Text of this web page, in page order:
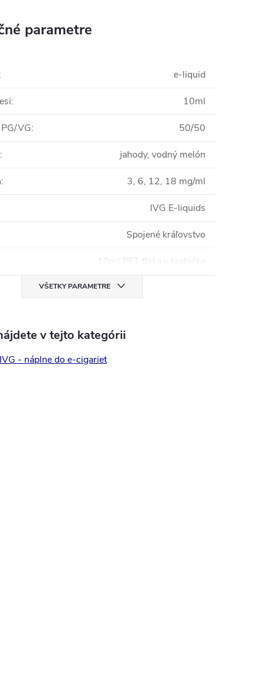
parametre
: e-liquid
: 10ml
VG: 50/50
: jahody, vodný melón
: 3, 6, 12, 18 mg/ml
IVG E-liquids
Spojené kráľovstvo
10ml PET fľaša v krabičke
VŠETKY PARAMETRE
v tejto kategórii
- náplne do e-cigariet